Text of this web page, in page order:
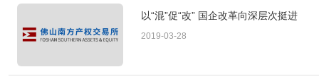
以“混”促“改” 国企改革向深层次挺进
2019-03-28